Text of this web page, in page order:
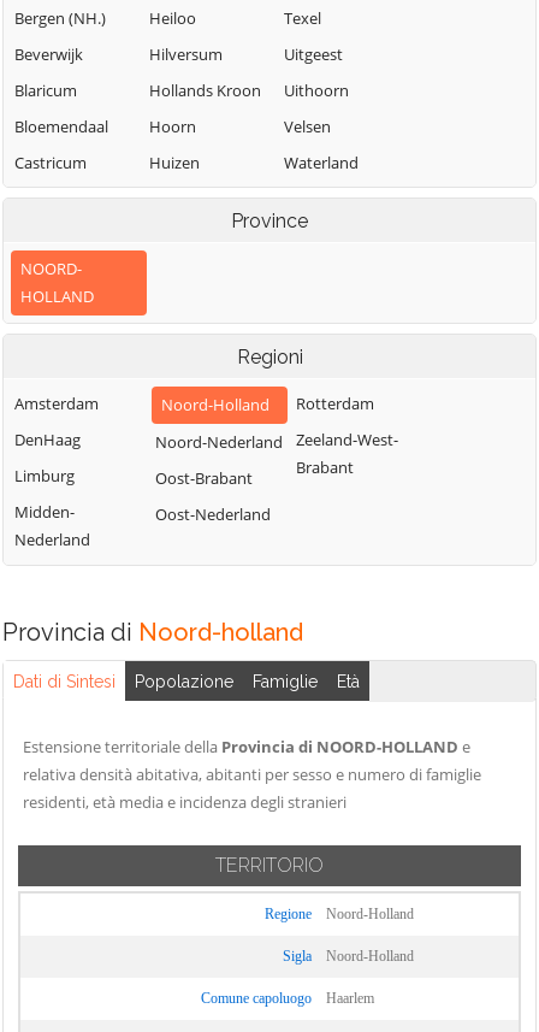
Bergen (NH.)
Beverwijk
Blaricum
Bloemendaal
Castricum
Den Helder
Drechterland
Edam-Volendam
Heiloo
Hilversum
Hollands Kroon
Hoorn
Huizen
Koggenland
Texel
Uitgeest
Uithoorn
Velsen
Waterland
Weesp
Wijdemeren
Province
NOORD-
HOLLAND
Regioni
Amsterdam
DenHaag
Limburg
Midden-
Nederland
Noord-Holland
Noord-Nederland
Oost-Brabant
Oost-Nederland
Rotterdam
Zeeland-West-
Brabant
Provincia di Noord-holland
Dati di Sintesi Popolazione Famiglie Età
Estensione territoriale della Provincia di NOORD-HOLLAND e
relativa densità abitativa, abitanti per sesso e numero di famiglie
residenti, età media e incidenza degli stranieri
TERRITORIO
Regione Noord-Holland
Sigla Noord-Holland
Comune capoluogo Haarlem